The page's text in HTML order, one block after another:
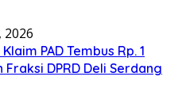
2026
PAD Tembus Rp. 1
DPRD Deli Serdang